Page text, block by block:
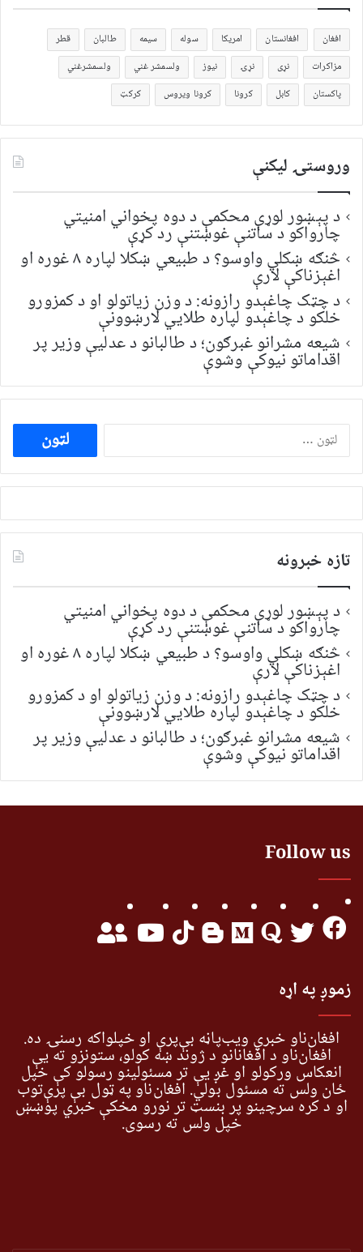
افغان افغانستان امریکا سوله سیمه طالبان
قطر
مزاکرات
نړی نړۍ نیوز ولسمشر غني
ولسمشرغني
پاکستان
کابل کرونا کرونا ویروس کرکټ
وروستۍ ليکنې
د پېښور لوړې محکمې د دوه پخواني امنیتي
چارواکو د ساتنې غوښتنې رد کړې
څنګه ښکلي واوسو؟ د طبیعي ښکلا لپاره ۸ غوره او
اغېزناکې لارې
د چټک چاغېدو رازونه: د وزن زیاتولو او د کمزورو
خلکو د چاغېدو لپاره طلایي لارښوونې
شیعه مشرانو غبرګون؛ د طالبانو د عدلیې وزیر پر
اقداماتو نیوکې وشوې
ددی
لپاره
لټون:
تازه خبرونه
د پېښور لوړې محکمې د دوه پخواني امنیتي
چارواکو د ساتنې غوښتنې رد کړې
څنګه ښکلي واوسو؟ د طبیعي ښکلا لپاره ۸ غوره او
اغېزناکې لارې
د چټک چاغېدو رازونه: د وزن زیاتولو او د کمزورو
خلکو د چاغېدو لپاره طلایي لارښوونې
شیعه مشرانو غبرګون؛ د طالبانو د عدلیې وزیر پر
اقداماتو نیوکې وشوې
Follow us
زموږ په اړه
افغان‌ناو خبري ویب‌پاڼه بې‌پرې او خپلواکه رسنۍ ده.
افغان‌ناو د افغانانو د ژوند ښه کولو، ستونزو ته یې
انعکاس ورکولو او غږ یې تر مسئولینو رسولو کې خپل
ځان ولس ته مسئول بولي. افغان‌ناو په ټول بې پرې‌توب
او د کره سرچینو پر بنسټ تر نورو مخکې خبري پوښښ
خپل ولس ته رسوي.